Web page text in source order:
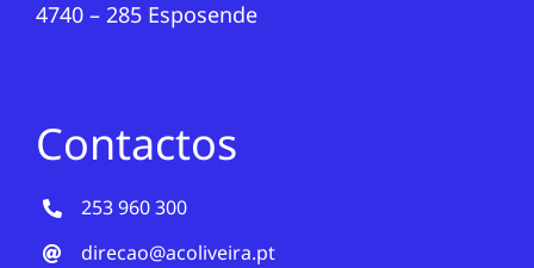
4740 – 285 Esposende
Contactos
253 960 300
direcao@acoliveira.pt